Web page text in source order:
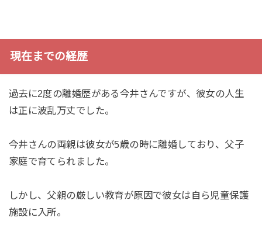
現在までの経歴
過去に2度の離婚歴がある今井さんですが、彼女の人生
は正に波乱万丈でした。
今井さんの両親は彼女が5歳の時に離婚しており、父子
家庭で育てられました。
しかし、父親の厳しい教育が原因で彼女は自ら児童保護
施設に入所。